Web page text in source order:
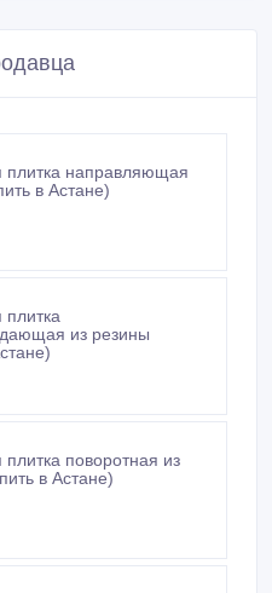
плитка направляющая
в Астане)
плитка
из резины
плитка поворотная из
в Астане)